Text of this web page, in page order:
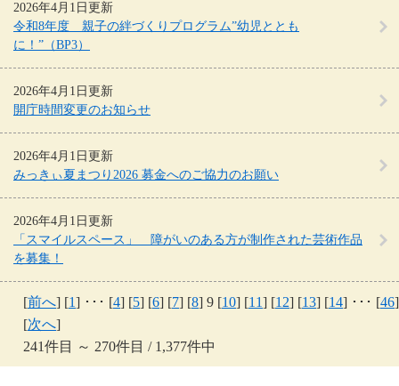
2026年4月1日更新
令和8年度 親子の絆づくりプログラム”幼児ととも
に！”（BP3）
2026年4月1日更新
開庁時間変更のお知らせ
2026年4月1日更新
みっきぃ夏まつり2026 募金へのご協力のお願い
2026年4月1日更新
「スマイルスペース」 障がいのある方が制作された芸術作品
を募集！
[前へ] [1] ･･･ [4] [5] [6] [7] [8] 9 [10] [11] [12] [13] [14] ･･･ [46]
[次へ]
241件目 ～ 270件目 / 1,377件中